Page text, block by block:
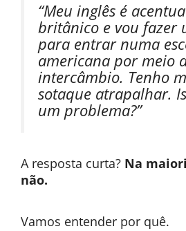
“Meu inglês é
britânico e vou fazer
para entrar numa
americana por meio
intercâmbio. Tenho
sotaque atrapalhar.
um problema?”
A resposta curta? Na
não.
Vamos entender por quê.